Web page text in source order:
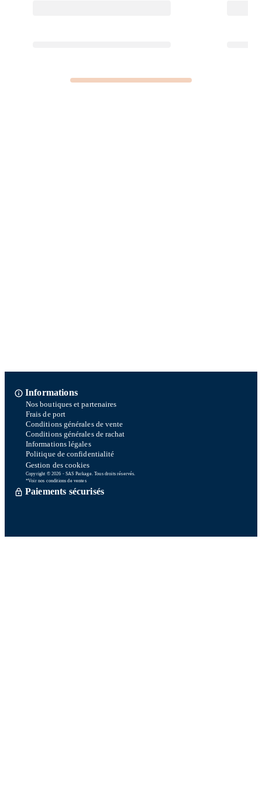
Informations
Nos boutiques et partenaires
Frais de port
Conditions générales de vente
Conditions générales de rachat
Informations légales
Politique de confidentialité
Gestion des cookies
Copyright © 2026 - SAS Parkage. Tous droits réservés.
*Voir nos conditions de ventes
Paiements sécurisés